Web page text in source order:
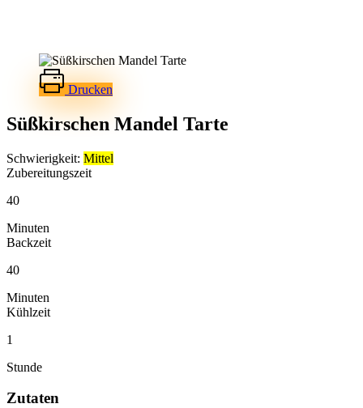
Drucken
Süßkirschen Mandel Tarte
Schwierigkeit: Mittel
Zubereitungszeit
40
Minuten
Backzeit
40
Minuten
Kühlzeit
1
Stunde
Zutaten